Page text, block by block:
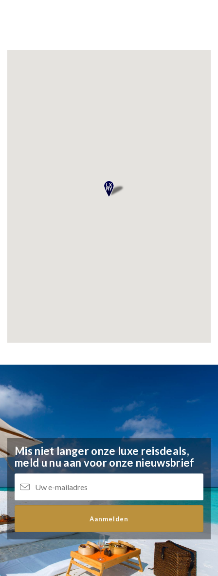
Mis niet langer onze luxe reisdeals,
meld u nu aan voor onze nieuwsbrief
Aanmelden